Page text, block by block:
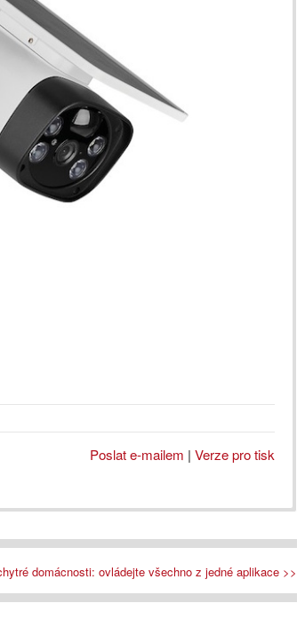
Poslat e-mailem | Verze pro tisk
domácnosti: ovládejte všechno z jedné aplikace >>